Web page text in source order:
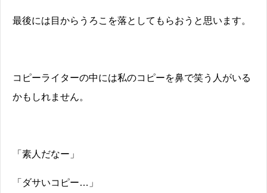
最後には目からうろこを落としてもらおうと思います。
コピーライターの中には私のコピーを鼻で笑う人がいる
かもしれません。
「素人だなー」
「ダサいコピー…」